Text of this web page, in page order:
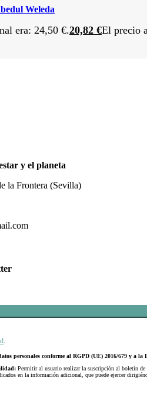
Weleda
era: 24,50 €.20,82 €El precio
y el planeta
la Frontera (Sevilla)
.
personales conforme al RGPD (UE) 2016/679 y a la
Permitir al usuario realizar la suscripción al boletín
en la información adicional, que puede ejercer